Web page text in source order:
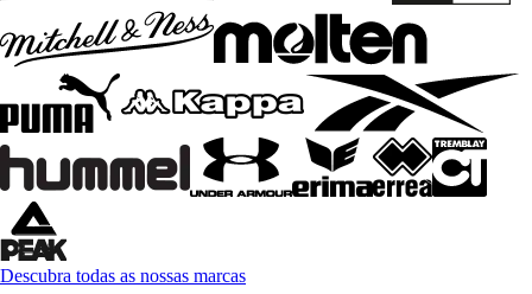
Descubra todas as nossas marcas